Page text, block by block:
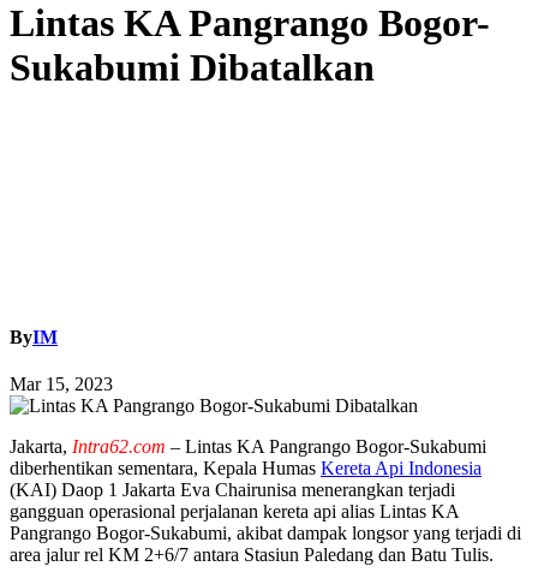
Lintas KA Pangrango Bogor-
Sukabumi Dibatalkan
ByIM
Mar 15, 2023
Jakarta, Intra62.com – Lintas KA Pangrango Bogor-Sukabumi
diberhentikan sementara, Kepala Humas Kereta Api Indonesia
(KAI) Daop 1 Jakarta Eva Chairunisa menerangkan terjadi
gangguan operasional perjalanan kereta api alias Lintas KA
Pangrango Bogor-Sukabumi, akibat dampak longsor yang terjadi di
area jalur rel KM 2+6/7 antara Stasiun Paledang dan Batu Tulis.